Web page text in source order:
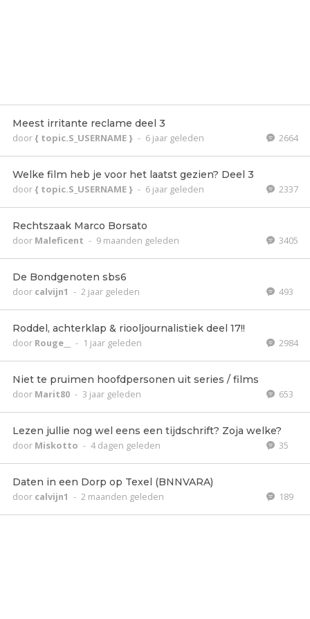
Meest irritante reclame deel 3
door{ topic.S_USERNAME } - 6 jaar geleden 2664
Welke film heb je voor het laatst gezien? Deel 3
door{ topic.S_USERNAME } - 6 jaar geleden 2337
Rechtszaak Marco Borsato
door Maleficent - 9 maanden geleden 3405
De Bondgenoten sbs6
door calvijn1 - 2 jaar geleden 493
Roddel, achterklap & riooljournalistiek deel 17!!
door Rouge__ - 1 jaar geleden 2984
Niet te pruimen hoofdpersonen uit series / films
door Marit80 - 3 jaar geleden 653
Lezen jullie nog wel eens een tijdschrift? Zoja welke?
door Miskotto - 4 dagen geleden 35
Daten in een Dorp op Texel (BNNVARA)
door calvijn1 - 2 maanden geleden 189